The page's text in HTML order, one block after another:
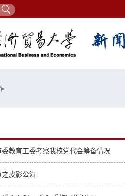
教育工委考察我校党代会筹备情况
皮影公演